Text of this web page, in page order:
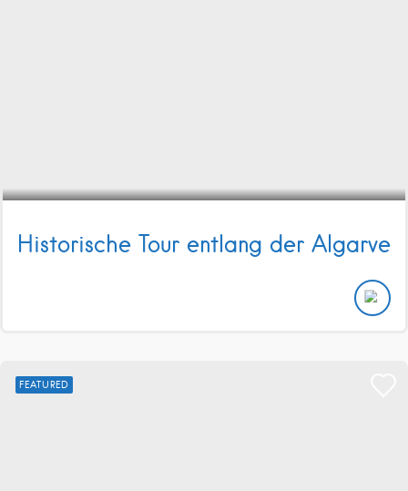
Historische Tour entlang der Algarve
FEATURED